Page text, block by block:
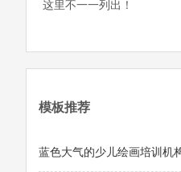
这里不一一列出！
模板推荐
蓝色大气的少儿绘画培训机